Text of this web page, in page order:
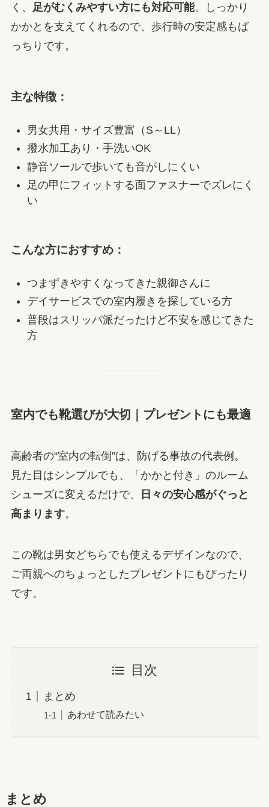
く、 足がむくみやすい方にも対応可能。しっかり
かかとを支えてくれるので、歩行時の安定感もば
っちりです。
主な特徴：
男女共用・サイズ豊富（S～LL）
撥水加工あり・手洗いOK
静音ソールで歩いても音がしにくい
足の甲にフィットする面ファスナーでズレにく
い
こんな方におすすめ：
つまずきやすくなってきた親御さんに
デイサービスでの室内履きを探している方
普段はスリッパ派だったけど不安を感じてきた
方
室内でも靴選びが大切｜プレゼントにも最適
高齢者の“室内の転倒”は、防げる事故の代表例。
見た目はシンプルでも、「かかと付き」のルーム
シューズに変えるだけで、
日々の安心感がぐっと
高まります。
この靴は男女どちらでも使えるデザインなので、
ご両親へのちょっとしたプレゼントにもぴったり
です。
目次
まとめ
あわせて読みたい
まとめ